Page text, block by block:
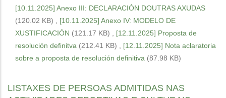
[10.11.2025] Anexo III: DECLARACIÓN DOUTRAS AXUDAS
(120.02 KB)
[10.11.2025] Anexo IV: MODELO DE
XUSTIFICACIÓN (121.17 KB)
[12.11.2025] Proposta de
resolución definitva (212.41 KB)
[12.11.2025] Nota aclaratoria
sobre a proposta de resolución definitiva (87.98 KB)
LISTAXES DE PERSOAS ADMITIDAS NAS